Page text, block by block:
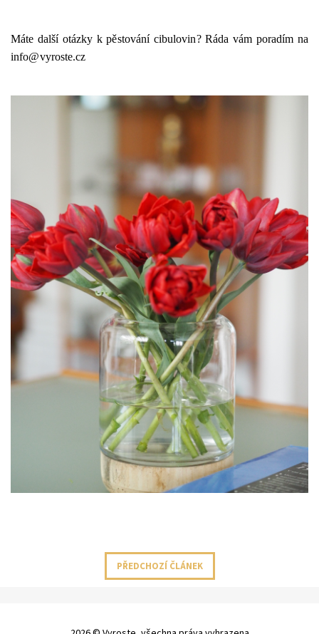
Máte další otázky k pěstování cibulovin? Ráda vám poradím na
info@vyroste.cz
PŘEDCHOZÍ ČLÁNEK